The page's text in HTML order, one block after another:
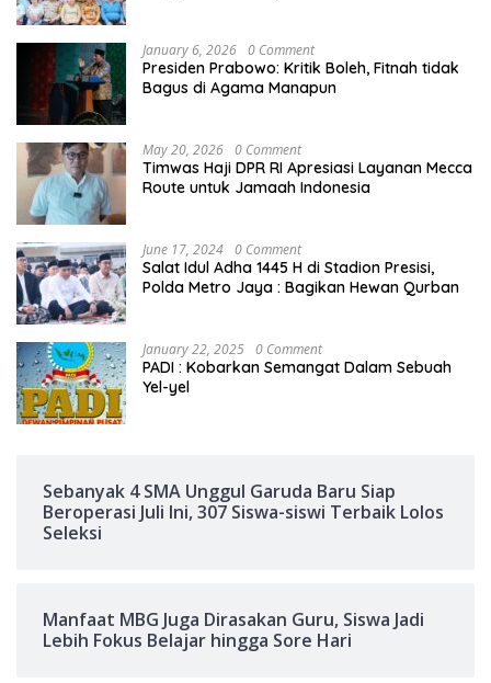
January 6, 2026 0 Comment
Presiden Prabowo: Kritik Boleh, Fitnah tidak
Bagus di Agama Manapun
May 20, 2026 0 Comment
Timwas Haji DPR RI Apresiasi Layanan Mecca
Route untuk Jamaah Indonesia
June 17, 2024 0 Comment
Salat Idul Adha 1445 H di Stadion Presisi,
Polda Metro Jaya : Bagikan Hewan Qurban
January 22, 2025 0 Comment
PADI : Kobarkan Semangat Dalam Sebuah
Yel-yel
Sebanyak 4 SMA Unggul Garuda Baru Siap
Beroperasi Juli Ini, 307 Siswa-siswi Terbaik Lolos
Seleksi
Manfaat MBG Juga Dirasakan Guru, Siswa Jadi
Lebih Fokus Belajar hingga Sore Hari